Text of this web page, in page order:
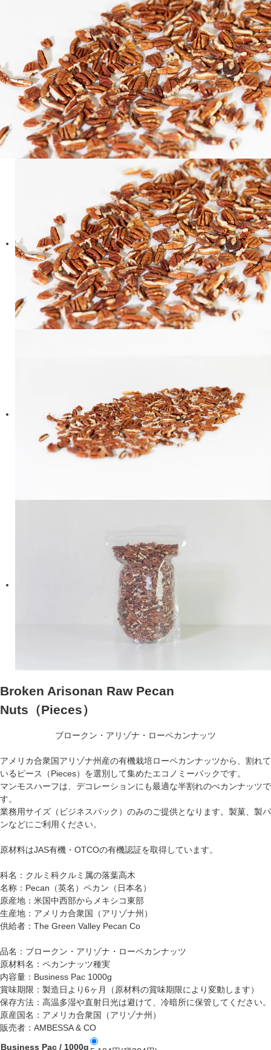
Broken Arisonan Raw Pecan
Nuts（Pieces）
ブロークン・アリゾナ・ローペカンナッツ
アメリカ合衆国アリゾナ州産の有機栽培ローペカンナッツから、割れて
いるピース（Pieces）を選別して集めたエコノミーパックです。
マンモスハーフは、デコレーションにも最適な半割れのぺカンナッツで
す。
業務用サイズ（ビジネスパック）のみのご提供となります。製菓、製パ
ンなどにご利用ください。
原材料はJAS有機・OTCOの有機認証を取得しています。
科名：クルミ科クルミ属の落葉高木
名称：Pecan（英名）ペカン（日本名）
原産地：米国中西部からメキシコ東部
生産地：アメリカ合衆国（アリゾナ州）
供給者：The Green Valley Pecan Co
品名：ブロークン・アリゾナ・ローペカンナッツ
原材料名：ペカンナッツ種実
内容量：Business Pac 1000g
賞味期限：製造日より6ヶ月（原材料の賞味期限により変動します）
保存方法：高温多湿や直射日光は避けて、冷暗所に保管してください。
原産国名：アメリカ合衆国（アリゾナ州）
販売者：AMBESSA & CO
Business Pac / 1000g